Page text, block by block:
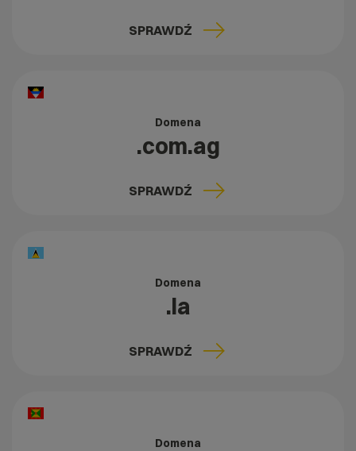
SPRAWDŹ
Domena
.com.ag
SPRAWDŹ
Domena
.la
SPRAWDŹ
Domena